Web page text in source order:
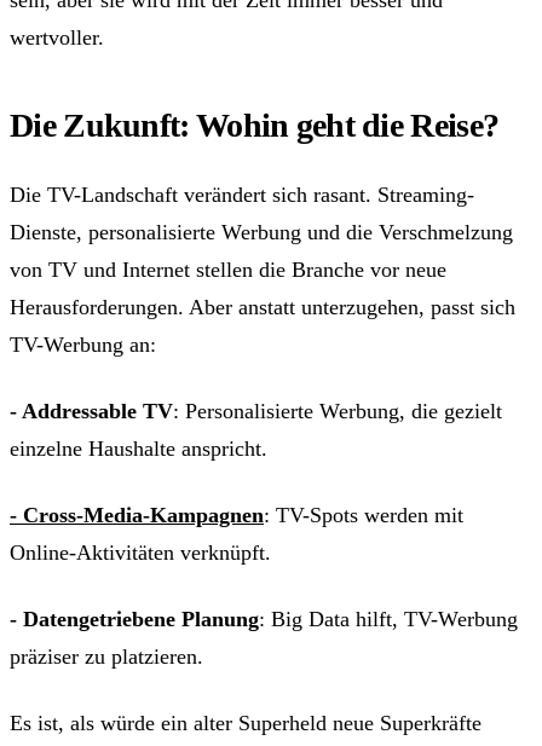
wertvoller.
Die Zukunft: Wohin geht die Reise?
Die TV-Landschaft verändert sich rasant. Streaming-
Dienste, personalisierte Werbung und die Verschmelzung
von TV und Internet stellen die Branche vor neue
Herausforderungen. Aber anstatt unterzugehen, passt sich
TV-Werbung an:
- Addressable TV: Personalisierte Werbung, die gezielt
einzelne Haushalte anspricht.
- Cross-Media-Kampagnen: TV-Spots werden mit
Online-Aktivitäten verknüpft.
- Datengetriebene Planung: Big Data hilft, TV-Werbung
präziser zu platzieren.
Es ist, als würde ein alter Superheld neue Superkräfte